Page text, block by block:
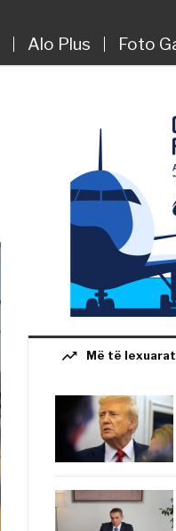
Alo Plus Foto
trending_up Më të lexuarat